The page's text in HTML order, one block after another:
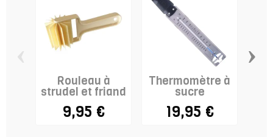
Rouleau à
strudel et friand
9,95 €
Thermomètre à
sucre
19,95 €
›